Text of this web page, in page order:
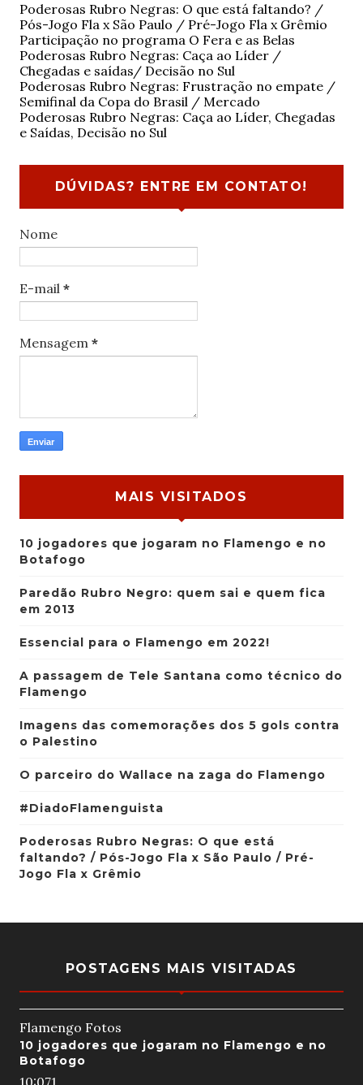
Poderosas Rubro Negras: O que está faltando? /
Pós-Jogo Fla x São Paulo / Pré-Jogo Fla x Grêmio
Participação no programa O Fera e as Belas
Poderosas Rubro Negras: Caça ao Líder /
Chegadas e saídas/ Decisão no Sul
Poderosas Rubro Negras: Frustração no empate /
Semifinal da Copa do Brasil / Mercado
Poderosas Rubro Negras: Caça ao Líder, Chegadas
e Saídas, Decisão no Sul
DÚVIDAS? ENTRE EM CONTATO!
Nome
E-mail *
Mensagem *
MAIS VISITADOS
10 jogadores que jogaram no Flamengo e no
Botafogo
Paredão Rubro Negro: quem sai e quem fica
em 2013
Essencial para o Flamengo em 2022!
A passagem de Tele Santana como técnico do
Flamengo
Imagens das comemorações dos 5 gols contra
o Palestino
O parceiro do Wallace na zaga do Flamengo
#DiadoFlamenguista
Poderosas Rubro Negras: O que está
faltando? / Pós-Jogo Fla x São Paulo / Pré-
Jogo Fla x Grêmio
POSTAGENS MAIS VISITADAS
Flamengo Fotos
10 jogadores que jogaram no Flamengo e no
Botafogo